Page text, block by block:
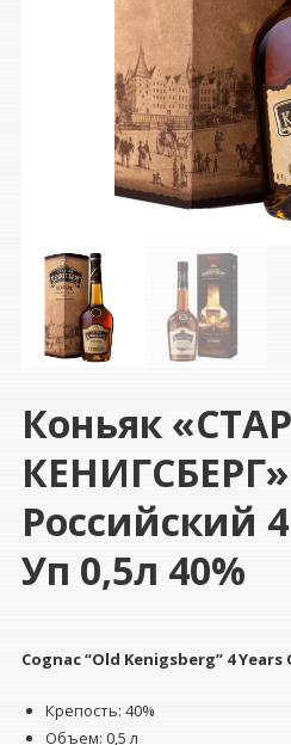
Коньяк
КЕНИГСБЕРГ»
Российский
Уп 0,5л 40%
Cognac “Old Kenigsberg” 4 Years
Крепость: 40%
Объем: 0,5 л